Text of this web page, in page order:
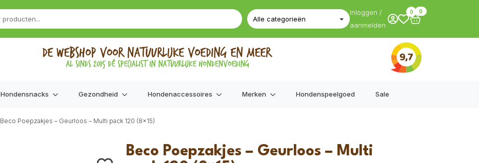
Inloggen /
aanmelden
0 0
Hondensnacks Gezondheid Hondenaccessoires Merken Hondenspeelgoed Sale
Beco Poepzakjes – Geurloos – Multi pack 120 (8×15)
Beco Poepzakjes – Geurloos – Multi